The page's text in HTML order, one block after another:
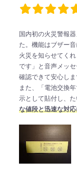
国内初の火災警報
た。機能はブザー
火災を知らせてく
です」と音声メッ
確認できて安心しま
また、「電池交換
示として貼付し、た
な値段と迅速な対